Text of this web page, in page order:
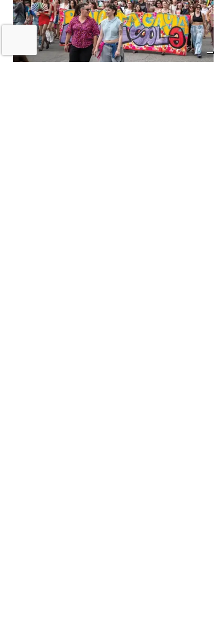
Il «Premio Aldo Villa» a Mongardi
(Sacmi) e Bolognesi (Ceramica), la